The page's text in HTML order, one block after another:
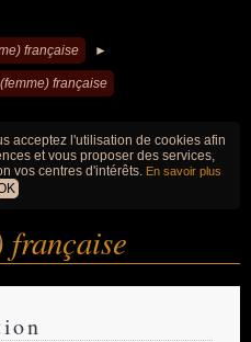
française ►
française
acceptez l'utilisation de cookies afin
et vous proposer des services,
vos centres d'intérêts. En savoir plus
française